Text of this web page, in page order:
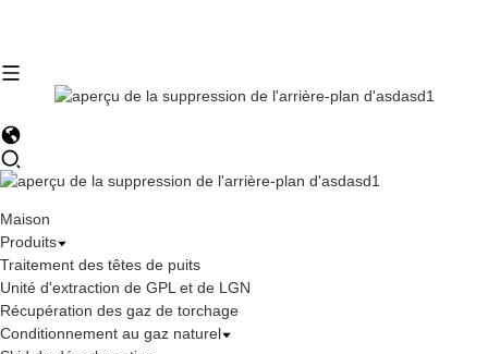
Maison
Produits
Traitement des têtes de puits
Unité d'extraction de GPL et de LGN
Récupération des gaz de torchage
Conditionnement au gaz naturel